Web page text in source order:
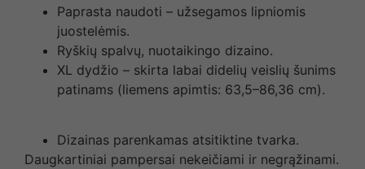
Paprasta naudoti – užsegamos lipniomis
juostelėmis.
Ryškių spalvų, nuotaikingo dizaino.
XL dydžio – skirta labai didelių veislių šunims
patinams (liemens apimtis: 63,5–86,36 cm).
Dizainas parenkamas atsitiktine tvarka.
Daugkartiniai pampersai nekeičiami ir negrąžinami.